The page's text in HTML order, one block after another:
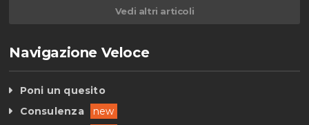
Vedi altri articoli
Navigazione Veloce
Poni un quesito
Consulenza
new